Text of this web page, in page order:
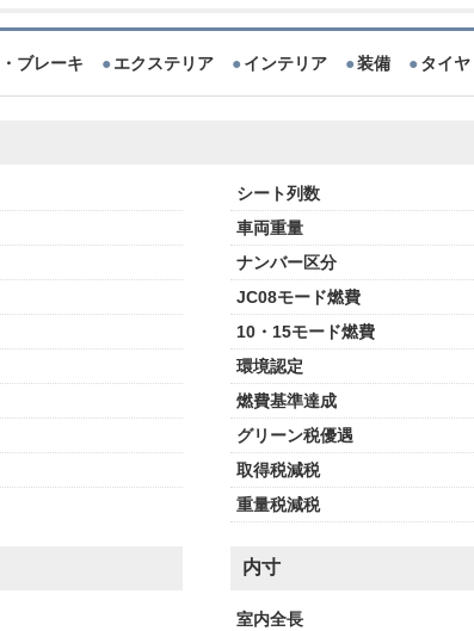
ブレーキ エクステリア インテリア 装備 タイヤ
シート列数
車両重量
ナンバー区分
JC08モード燃費
10・15モード燃費
環境認定
燃費基準達成
グリーン税優遇
取得税減税
重量税減税
内寸
室内全長